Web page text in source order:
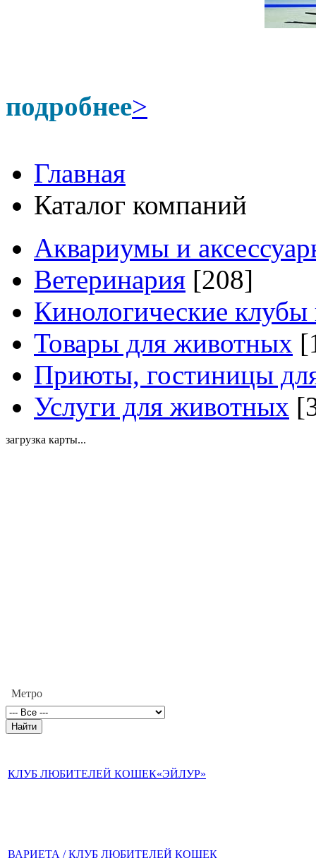
подробнее>
Главная
Каталог компаний
Аквариумы и
Ветеринария [208]
Кинологические клубы
Товары для животных
Приюты, гостиницы
Услуги для животных
загрузка карты...
Метро
КЛУБ ЛЮБИТЕЛЕЙ КОШЕК«ЭЙЛУР»
ВАРИЕТА / КЛУБ ЛЮБИТЕЛЕЙ КОШЕК